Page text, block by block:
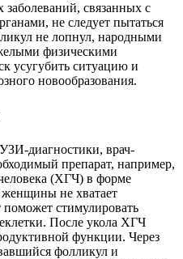
связанных с
не следует пытаться
не лопнул, народными
физическими
усугубить ситуацию и
новообразования.
диагностики, врач-
препарат, например,
(ХГЧ) в форме
женщины не хватает
поможет стимулировать
После укола ХГЧ
функции. Через
фолликул и